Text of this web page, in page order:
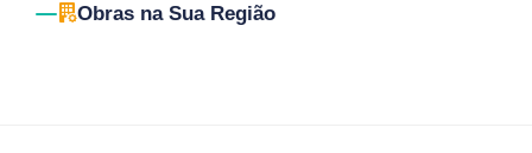
Obras na Sua Região